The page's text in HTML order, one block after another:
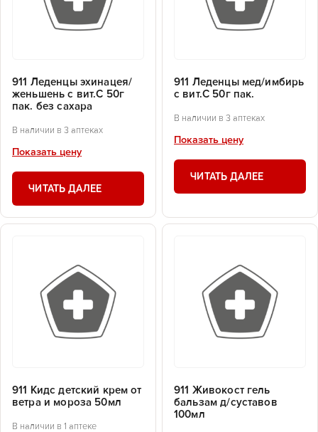
911 Леденцы эхинацея/
женьшень с вит.С 50г
пак. без сахара
В наличии в 3 аптеках
Показать цену
ЧИТАТЬ ДАЛЕЕ
911 Леденцы мед/имбирь
с вит.С 50г пак.
В наличии в 3 аптеках
Показать цену
ЧИТАТЬ ДАЛЕЕ
911 Кидс детский крем от
ветра и мороза 50мл
В наличии в 1 аптеке
911 Живокост гель
бальзам д/суставов
100мл